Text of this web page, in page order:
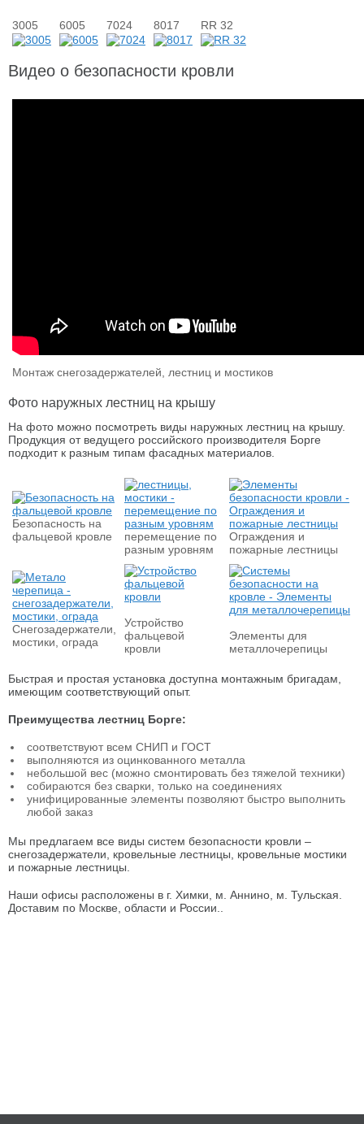
3005 6005 7024 8017 RR 32
Видео о безопасности кровли
Монтаж снегозадержателей, лестниц и мостиков
Фото наружных лестниц на крышу
На фото можно посмотреть виды наружных лестниц на крышу.
Продукция от ведущего российского производителя Борге
подходит к разным типам фасадных материалов.
Безопасность на
фальцевой кровле
перемещение по
разным уровням
Ограждения и
пожарные лестницы
Снегозадержатели,
мостики, ограда
Устройство
фальцевой
кровли
Элементы для
металлочерепицы
Быстрая и простая установка доступна монтажным бригадам,
имеющим соответствующий опыт.
Преимущества лестниц Борге:
соответствуют всем СНИП и ГОСТ
выполняются из оцинкованного металла
небольшой вес (можно смонтировать без тяжелой техники)
собираются без сварки, только на соединениях
унифицированные элементы позволяют быстро выполнить
любой заказ
Мы предлагаем все виды систем безопасности кровли –
снегозадержатели, кровельные лестницы, кровельные мостики
и пожарные лестницы.
Наши офисы расположены в г. Химки, м. Аннино, м. Тульская.
Доставим по Москве, области и России..